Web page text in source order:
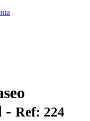
- Ref: 224